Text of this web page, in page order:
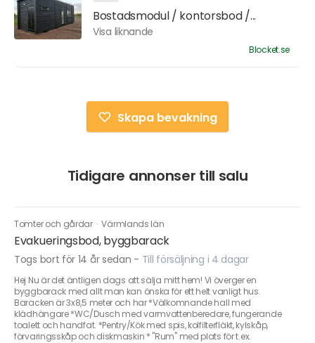
Bostadsmodul / kontorsbod /...
Visa liknande
Blocket.se
Skapa bevakning
Tidigare annonser till salu
Tomter och gårdar ·Värmlands län
Evakueringsbod, byggbarack
Togs bort för 14 år sedan - Till försäljning i 4 dagar
Hej Nu är det äntligen dags att sälja mitt hem! Vi överger en
byggbarack med allt man kan önska för ett helt vanligt hus.
Baracken är 3x8,5 meter och har *Välkomnande hall med
klädhängare *WC/Dusch med varmvattenberedare, fungerande
toalett och handfat. *Pentry/Kök med spis, kolfilterfläkt, kylskåp,
förvaringsskåp och diskmaskin * "Rum" med plats för t.ex.